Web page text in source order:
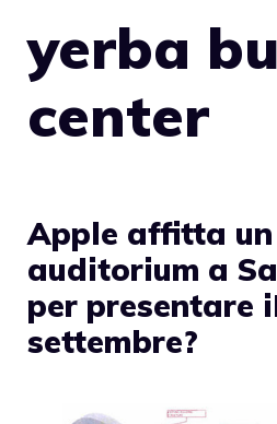
yerba
center
Apple affitta un
auditorium a
per presentare
settembre?